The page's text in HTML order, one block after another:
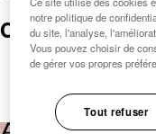
Clinic Finder
notre politique de
du site, l'analyse,
Vous pouvez choisir de
de gérer vos propres
Tout refuser